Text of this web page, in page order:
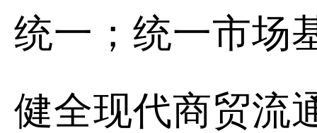
统一；统一市场
健全现代商贸流